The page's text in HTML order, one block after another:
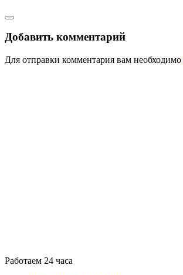
Добавить комментарий
Для отправки комментария вам необходимо
Работаем 24 часа